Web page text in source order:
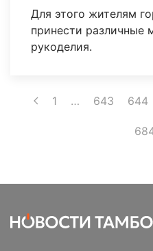
Для этого жителям
принести различные
рукоделия.
1 … 643 644